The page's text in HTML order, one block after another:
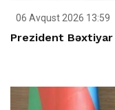
06 Avqust 2026 13:59
Prezident